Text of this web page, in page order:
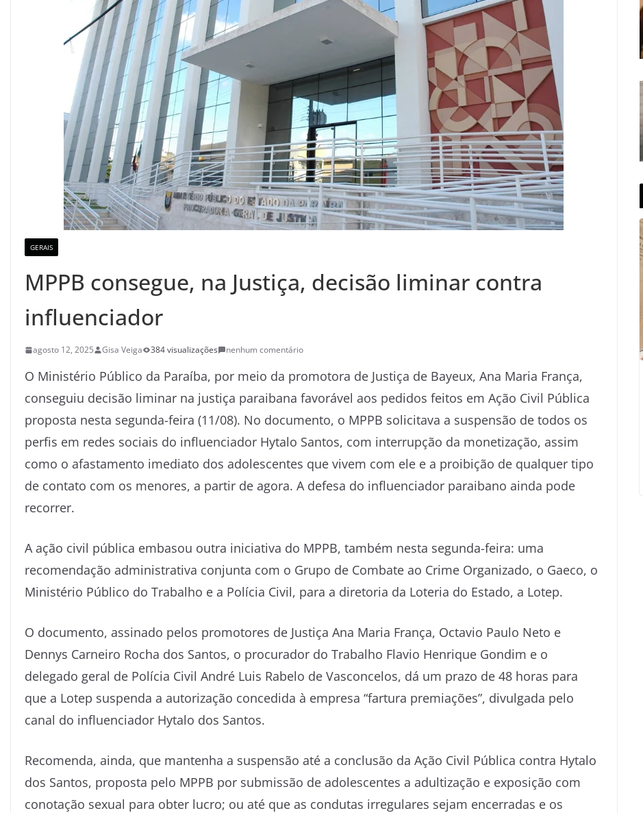
GERAIS
MPPB consegue, na Justiça, decisão liminar contra
influenciador
agosto 12, 2025 Gisa Veiga 384 visualizações nenhum comentário
O Ministério Público da Paraíba, por meio da promotora de Justiça de Bayeux, Ana Maria França,
conseguiu decisão liminar na justiça paraibana favorável aos pedidos feitos em Ação Civil Pública
proposta nesta segunda-feira (11/08). No documento, o MPPB solicitava a suspensão de todos os
perfis em redes sociais do influenciador Hytalo Santos, com interrupção da monetização, assim
como o afastamento imediato dos adolescentes que vivem com ele e a proibição de qualquer tipo
de contato com os menores, a partir de agora. A defesa do influenciador paraibano ainda pode
recorrer.
A ação civil pública embasou outra iniciativa do MPPB, também nesta segunda-feira: uma
recomendação administrativa conjunta com o Grupo de Combate ao Crime Organizado, o Gaeco, o
Ministério Público do Trabalho e a Polícia Civil, para a diretoria da Loteria do Estado, a Lotep.
O documento, assinado pelos promotores de Justiça Ana Maria França, Octavio Paulo Neto e
Dennys Carneiro Rocha dos Santos, o procurador do Trabalho Flavio Henrique Gondim e o
delegado geral de Polícia Civil André Luis Rabelo de Vasconcelos, dá um prazo de 48 horas para
que a Lotep suspenda a autorização concedida à empresa “fartura premiações”, divulgada pelo
canal do influenciador Hytalo dos Santos.
Recomenda, ainda, que mantenha a suspensão até a conclusão da Ação Civil Pública contra Hytalo
dos Santos, proposta pelo MPPB por submissão de adolescentes a adultização e exposição com
conotação sexual para obter lucro; ou até que as condutas irregulares sejam encerradas e os